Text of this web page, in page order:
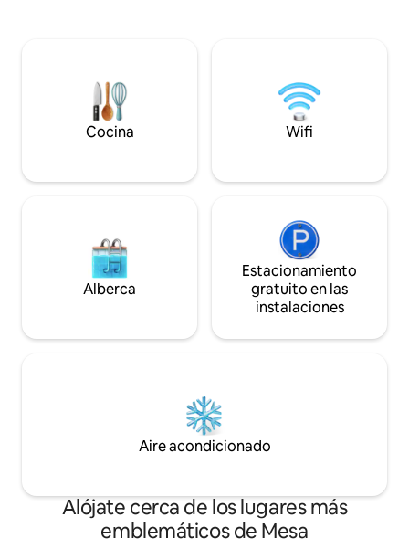
la conexión y la diversión al estilo de un
resort sin salir de casa.
equipada y
baños renovados
Cocina Wifi
Alberca
Estacionamiento
gratuito en las
instalaciones
Aire acondicionado
Alójate cerca de los lugares más
emblemáticos de Mesa